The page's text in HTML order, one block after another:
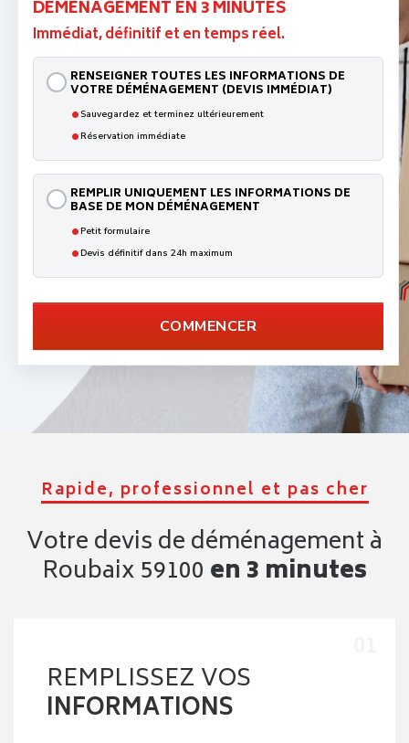
DÉMÉNAGEMENT EN 3 MINUTES
Immédiat, définitif et en temps réel.
RENSEIGNER TOUTES LES INFORMATIONS DE VOTRE
DÉMÉNAGEMENT (DEVIS IMMÉDIAT)
•Sauvegardez et terminez ultérieurement
•Réservation immédiate
REMPLIR UNIQUEMENT LES INFORMATIONS DE BASE
DE MON DÉMÉNAGEMENT
•Petit formulaire
•Devis définitif dans 24h maximum
COMMENCER